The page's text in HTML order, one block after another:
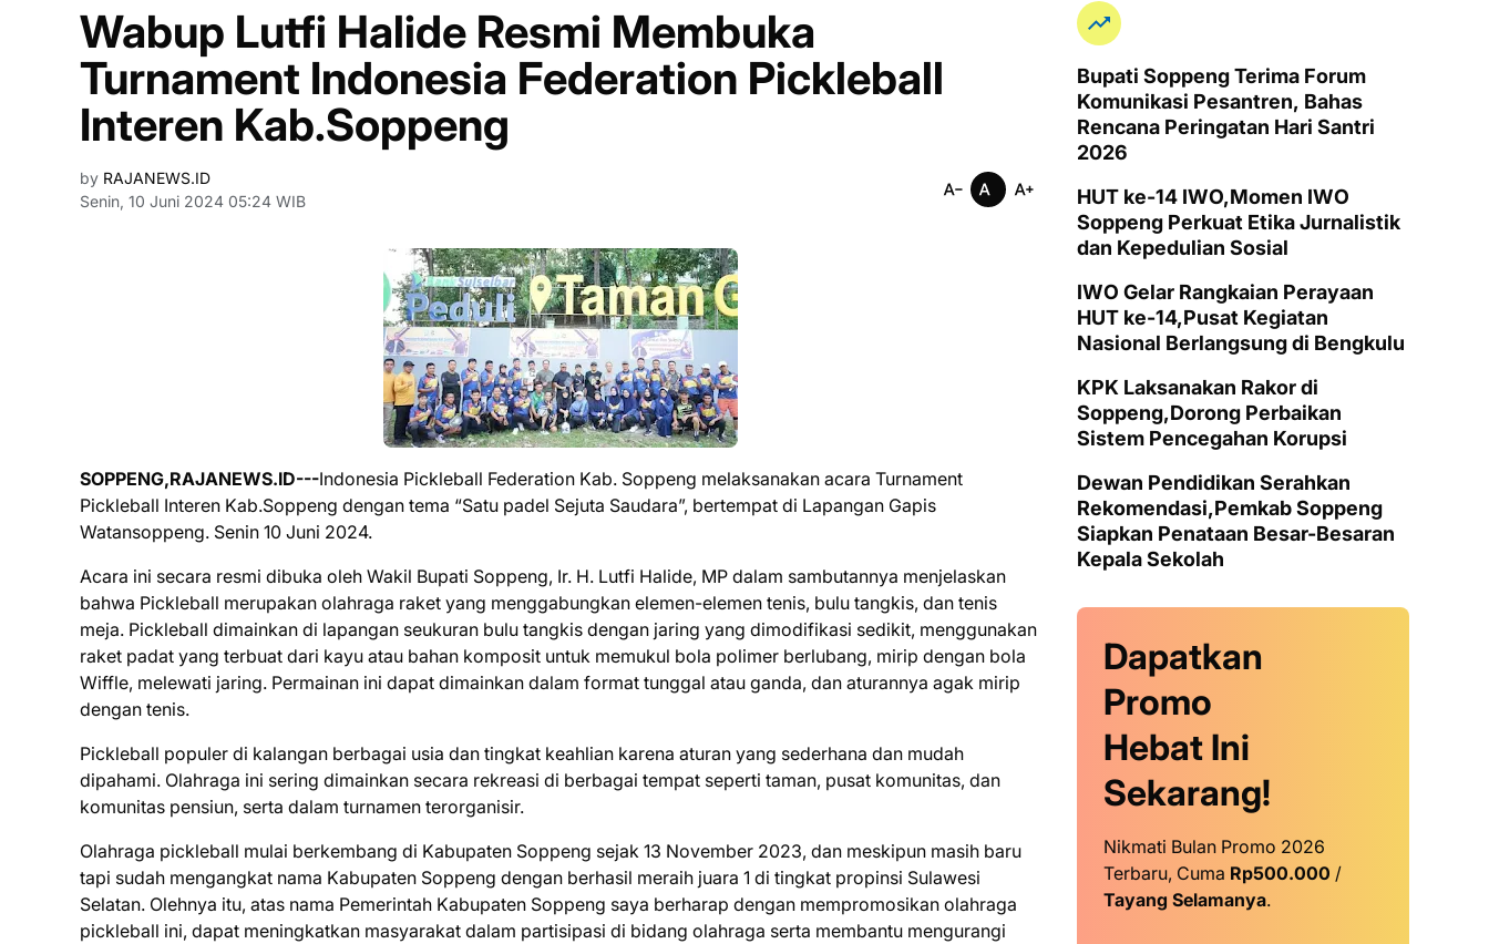
Wabup Lutfi Halide Resmi Membuka
Turnament Indonesia Federation Pickleball
Interen Kab.Soppeng
by RAJANEWS.ID
Senin, 10 Juni 2024 05:24 WIB
SOPPENG,RAJANEWS.ID---Indonesia Pickleball Federation Kab. Soppeng melaksanakan acara Turnament
Pickleball Interen Kab.Soppeng dengan tema “Satu padel Sejuta Saudara”, bertempat di Lapangan Gapis
Watansoppeng. Senin 10 Juni 2024.
Acara ini secara resmi dibuka oleh Wakil Bupati Soppeng, Ir. H. Lutfi Halide, MP dalam sambutannya menjelaskan
bahwa Pickleball merupakan olahraga raket yang menggabungkan elemen-elemen tenis, bulu tangkis, dan tenis
meja. Pickleball dimainkan di lapangan seukuran bulu tangkis dengan jaring yang dimodifikasi sedikit, menggunakan
raket padat yang terbuat dari kayu atau bahan komposit untuk memukul bola polimer berlubang, mirip dengan bola
Wiffle, melewati jaring. Permainan ini dapat dimainkan dalam format tunggal atau ganda, dan aturannya agak mirip
dengan tenis.
Pickleball populer di kalangan berbagai usia dan tingkat keahlian karena aturan yang sederhana dan mudah
dipahami. Olahraga ini sering dimainkan secara rekreasi di berbagai tempat seperti taman, pusat komunitas, dan
komunitas pensiun, serta dalam turnamen terorganisir.
Olahraga pickleball mulai berkembang di Kabupaten Soppeng sejak 13 November 2023, dan meskipun masih baru
tapi sudah mengangkat nama Kabupaten Soppeng dengan berhasil meraih juara 1 di tingkat propinsi Sulawesi
Selatan. Olehnya itu, atas nama Pemerintah Kabupaten Soppeng saya berharap dengan mempromosikan olahraga
pickleball ini, dapat meningkatkan masyarakat dalam partisipasi di bidang olahraga serta membantu mengurangi
Bupati Soppeng Terima Forum
Komunikasi Pesantren, Bahas
Rencana Peringatan Hari Santri
2026
HUT ke-14 IWO,Momen IWO
Soppeng Perkuat Etika Jurnalistik
dan Kepedulian Sosial
IWO Gelar Rangkaian Perayaan
HUT ke-14,Pusat Kegiatan
Nasional Berlangsung di Bengkulu
KPK Laksanakan Rakor di
Soppeng,Dorong Perbaikan
Sistem Pencegahan Korupsi
Dewan Pendidikan Serahkan
Rekomendasi,Pemkab Soppeng
Siapkan Penataan Besar-Besaran
Kepala Sekolah
Dapatkan
Promo
Hebat Ini
Sekarang!
Nikmati Bulan Promo 2026
Terbaru, Cuma Rp500.000 /
Tayang Selamanya.